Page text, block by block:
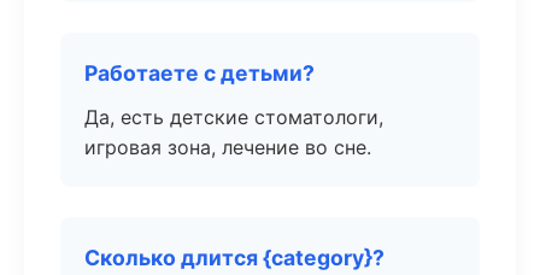
Работаете с детьми?
Да, есть детские стоматологи,
игровая зона, лечение во сне.
Сколько длится {category}?